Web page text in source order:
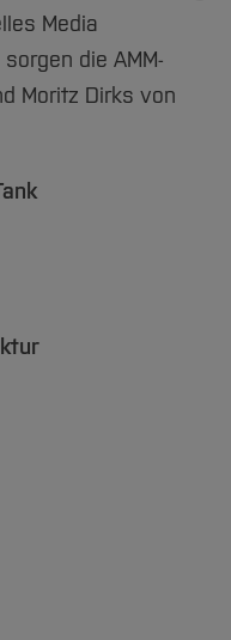
Media
die AMM-
Moritz Dirks von